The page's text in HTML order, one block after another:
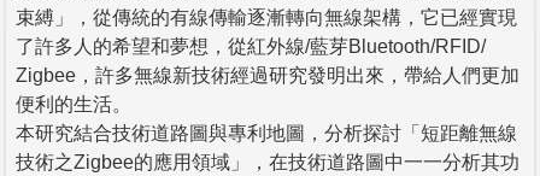
束縛」，從傳統的有線傳輸逐漸轉向無線架構，它已經實現
了許多人的希望和夢想，從紅外線/藍芽Bluetooth/RFID/
Zigbee，許多無線新技術經過研究發明出來，帶給人們更加
便利的生活。
本研究結合技術道路圖與專利地圖，分析探討「短距離無線
技術之Zigbee的應用領域」，在技術道路圖中一一分析其功